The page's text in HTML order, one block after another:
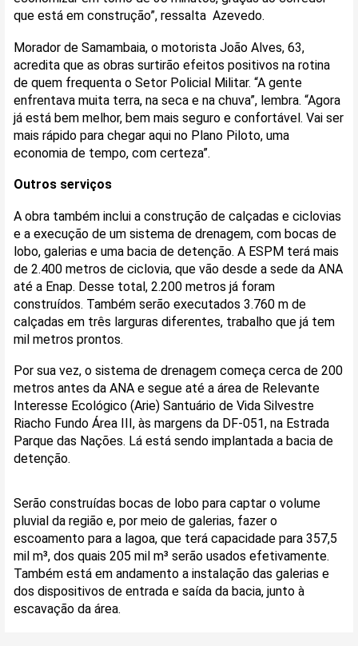
que está em construção”, ressalta Azevedo.
Morador de Samambaia, o motorista João Alves, 63,
acredita que as obras surtirão efeitos positivos na rotina
de quem frequenta o Setor Policial Militar. “A gente
enfrentava muita terra, na seca e na chuva”, lembra. “Agora
já está bem melhor, bem mais seguro e confortável. Vai ser
mais rápido para chegar aqui no Plano Piloto, uma
economia de tempo, com certeza”.
Outros serviços
A obra também inclui a construção de calçadas e ciclovias
e a execução de um sistema de drenagem, com bocas de
lobo, galerias e uma bacia de detenção. A ESPM terá mais
de 2.400 metros de ciclovia, que vão desde a sede da ANA
até a Enap. Desse total, 2.200 metros já foram
construídos. Também serão executados 3.760 m de
calçadas em três larguras diferentes, trabalho que já tem
mil metros prontos.
Por sua vez, o sistema de drenagem começa cerca de 200
metros antes da ANA e segue até a área de Relevante
Interesse Ecológico (Arie) Santuário de Vida Silvestre
Riacho Fundo Área III, às margens da DF-051, na Estrada
Parque das Nações. Lá está sendo implantada a bacia de
detenção.
Serão construídas bocas de lobo para captar o volume
pluvial da região e, por meio de galerias, fazer o
escoamento para a lagoa, que terá capacidade para 357,5
mil m³, dos quais 205 mil m³ serão usados efetivamente.
Também está em andamento a instalação das galerias e
dos dispositivos de entrada e saída da bacia, junto à
escavação da área.